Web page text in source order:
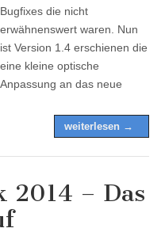
Bugfixes die nicht
erwähnenswert waren. Nun
ist Version 1.4 erschienen die
eine kleine optische
Anpassung an das neue
weiterlesen →
2014 – Das